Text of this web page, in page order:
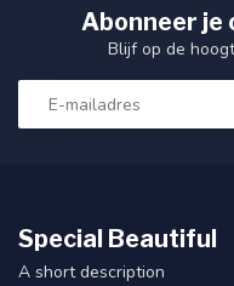
Abonneer je
Blijf op de
Special Beautiful
A short description